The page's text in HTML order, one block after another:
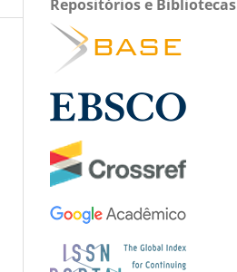
Repositórios e Bibliotecas